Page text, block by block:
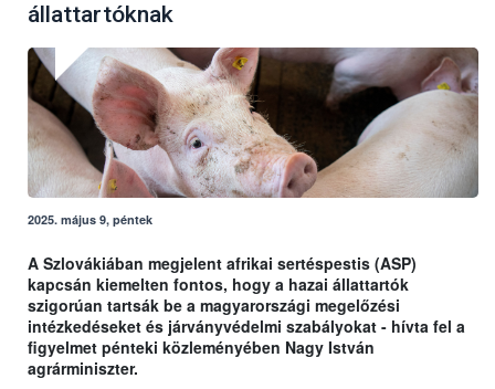
állattartóknak
2025. május 9, péntek
A Szlovákiában megjelent afrikai sertéspestis (ASP)
kapcsán kiemelten fontos, hogy a hazai állattartók
szigorúan tartsák be a magyarországi megelőzési
intézkedéseket és járványvédelmi szabályokat - hívta fel a
figyelmet pénteki közleményében Nagy István
agrárminiszter.